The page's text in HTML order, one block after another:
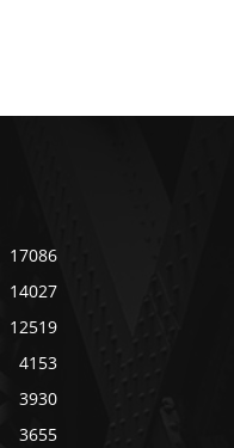
17086
14027
12519
4153
3930
3655